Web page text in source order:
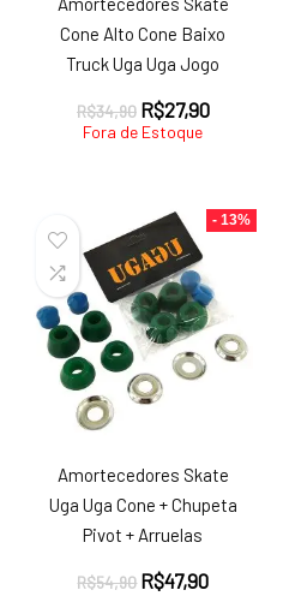
Cone Alto Cone Baixo
Truck Uga Uga Jogo
R$34,90 O
preço
R$34,90.
R$27,90O
R$27,90.
Fora de Estoque
- 13%
Amortecedores Skate
Uga Uga Cone + Chupeta
Pivot + Arruelas
R$54,90 O
R$47,90O